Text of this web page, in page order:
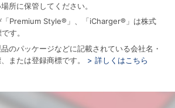
所に保管してください。
「Premium Style®」、「iCharger®」は株式
す。
のパッケージなどに記載されている会社名・
または登録商標です。
> 詳しくはこちら